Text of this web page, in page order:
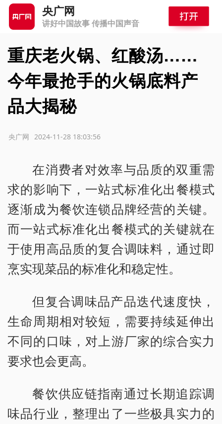
央广网
讲好中国故事 传播中国声音
重庆老火锅、红酸汤……
今年最抢手的火锅底料产
品大揭秘
2024-11-28 18:03:56
央广网
在消费者对效率与品质的双重需
求的影响下，一站式标准化出餐模式
逐渐成为餐饮连锁品牌经营的关键。
而一站式标准化出餐模式的关键就在
于使用高品质的复合调味料，通过即
烹实现菜品的标准化和稳定性。
但复合调味品产品迭代速度快，
生命周期相对较短，需要持续延伸出
不同的口味，对上游厂家的综合实力
要求也会更高。
餐饮供应链指南通过长期追踪调
味品行业，整理出了一些极具实力的